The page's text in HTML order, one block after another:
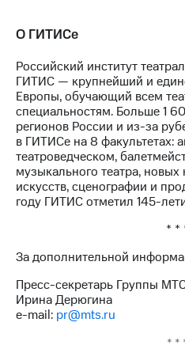
О ГИТИСе
Российский институт
ГИТИС — крупнейший и
Европы, обучающий всем
специальностям. Больше 1
регионов России и из-за
в ГИТИСе на 8 факультетах:
театроведческом,
музыкального театра,
искусств, сценографии и
году ГИТИС отметил 145-
* *
За дополнительной
Пресс-секретарь Группы
Ирина Дерюгина
e-mail: pr@mts.ru
* *